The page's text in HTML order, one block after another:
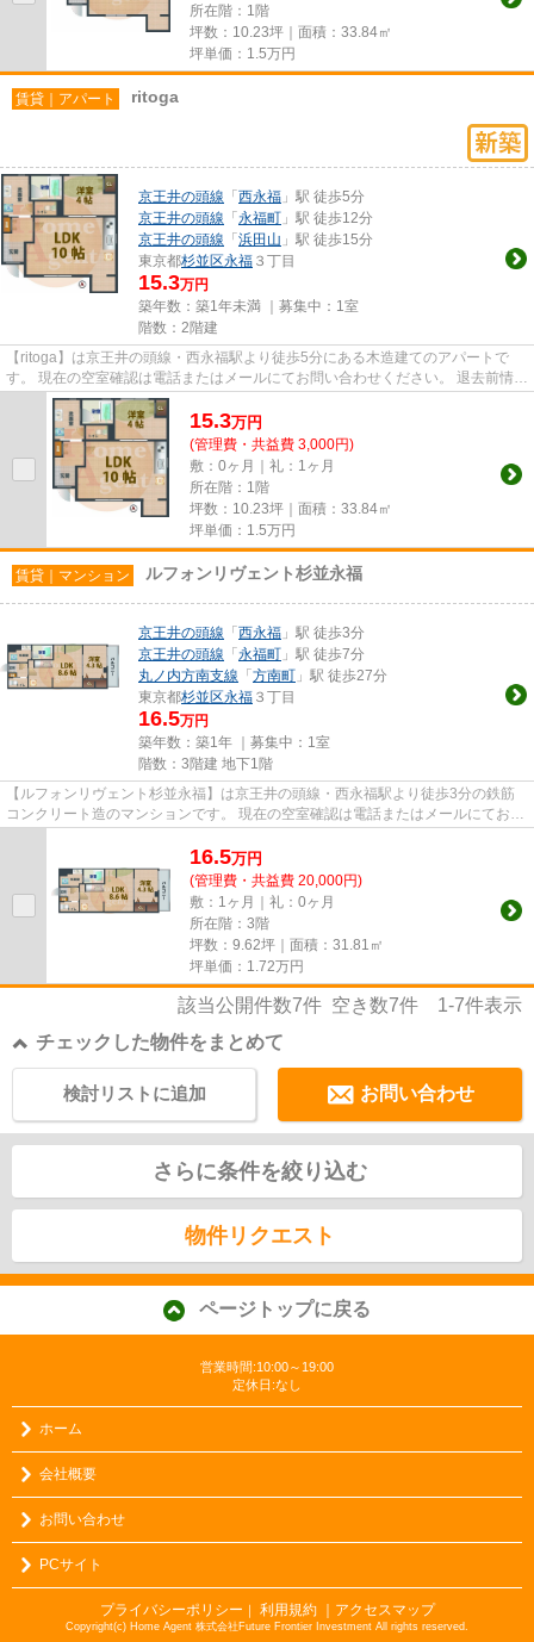
所在階：1階
坪数：10.23坪｜面積：33.84㎡
坪単価： 1.5万円
賃貸｜アパート ritoga
京王井の頭線 「 西永福 」駅 徒歩5分
京王井の頭線 「 永福町 」駅 徒歩12分
京王井の頭線 「 浜田山 」駅 徒歩15分
東京都杉並区永福 ３丁目
15.3万円
築年数：築1年未満 ｜募集中： 1室
階数：2階建
【ritoga】は京王井の頭線・西永福駅より徒歩5分にある木造建てのアパートで
す。 現在の空室確認は電話またはメールにてお問い合わせください。 退去前情報
を含めきちんと確認の上ご...
15.3万円
(管理費・共益費 3,000円)
敷：0ヶ月｜礼：1ヶ月
所在階：1階
坪数：10.23坪｜面積：33.84㎡
坪単価： 1.5万円
賃貸｜マンション ルフォンリヴェント杉並永福
京王井の頭線 「 西永福 」駅 徒歩3分
京王井の頭線 「 永福町 」駅 徒歩7分
丸ノ内方南支線 「 方南町 」駅 徒歩27分
東京都杉並区永福 ３丁目
16.5万円
築年数：築1年 ｜募集中： 1室
階数：3階建 地下1階
【ルフォンリヴェント杉並永福】は京王井の頭線・西永福駅より徒歩3分の鉄筋
コンクリート造のマンションです。 現在の空室確認は電話またはメールにてお問
16.5万円
(管理費・共益費 20,000円)
敷：1ヶ月｜礼：0ヶ月
所在階：3階
坪数：9.62坪｜面積：31.81㎡
坪単価： 1.72万円
該当公開件数7件 空き数7件 1-7件表示
チェックした物件をまとめて
お問い合わせ
検討リストに追加
さらに条件を絞り込む
物件リクエスト
ページトップに戻る
営業時間:10:00～19:00
定休日:なし
ホーム
会社概要
お問い合わせ
PCサイト
プライバシーポリシー ｜ 利用規約 ｜アクセスマップ
Copyright(c) Home Agent 株式会社Future Frontier Investment All rights reserved.